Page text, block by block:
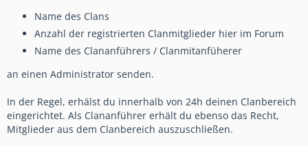
Name des Clans
Anzahl der registrierten Clanmitglieder hier im Forum
Name des Clananführers / Clanmitanfüherer
an einen Administrator senden.
In der Regel, erhälst du innerhalb von 24h deinen Clanbereich
eingerichtet. Als Clananführer erhält du ebenso das Recht,
Mitglieder aus dem Clanbereich auszuschließen.